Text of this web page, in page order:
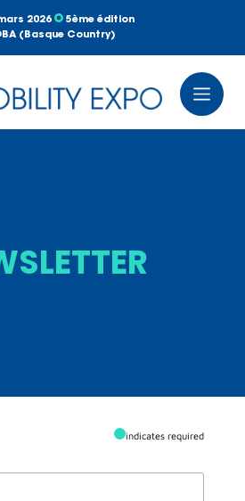
2026
5ème édition
(Basque Country)
indicates required